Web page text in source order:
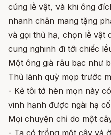
cúng lễ vật, và khi ông
nhanh chân mang tặng
và gọi thủ hạ, chọn lễ vật
cung nghinh đi tới chiếc
Một ông già râu bạc như
Thủ lãnh quỳ mọp trước
- Kẻ tôi tớ hèn mọn này
vinh hạnh được ngài hạ
Mọi chuyện chỉ do một